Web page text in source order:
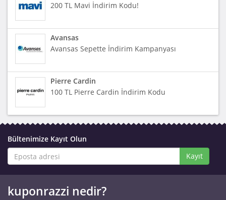
200 TL Mavi İndirim Kodu!
Avansas
Avansas Sepette İndirim Kampanyası
Pierre Cardin
100 TL Pierre Cardin İndirim Kodu
Bültenimize Kayıt Olun
Kayıt
kuponrazzi nedir?